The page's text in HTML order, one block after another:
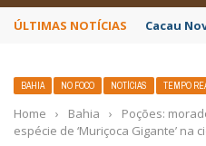
ÚLTIMAS NOTÍCIAS Poetas
BAHIA NO FOCO NOTÍCIAS TEMPO
Home › Bahia ›
Poções:
espécie de ‘Muriçoca Gigante’ na